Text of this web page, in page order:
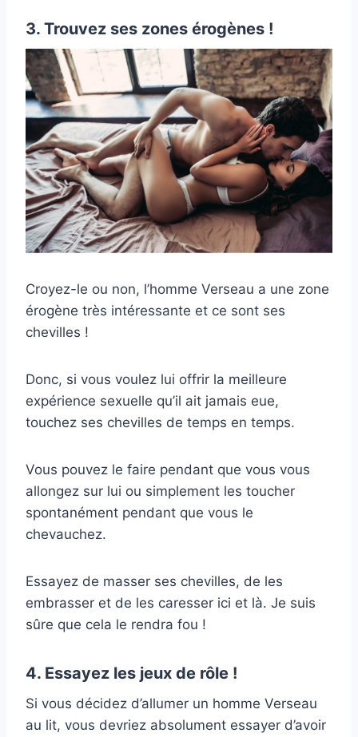
3. Trouvez ses zones érogènes !
Croyez-le ou non, l’homme Verseau a une zone
érogène très intéressante et ce sont ses
chevilles !
Donc, si vous voulez lui offrir la meilleure
expérience sexuelle qu’il ait jamais eue,
touchez ses chevilles de temps en temps.
Vous pouvez le faire pendant que vous vous
allongez sur lui ou simplement les toucher
spontanément pendant que vous le
chevauchez.
Essayez de masser ses chevilles, de les
embrasser et de les caresser ici et là. Je suis
sûre que cela le rendra fou !
4. Essayez les jeux de rôle !
Si vous décidez d’allumer un homme Verseau
au lit, vous devriez absolument essayer d’avoir